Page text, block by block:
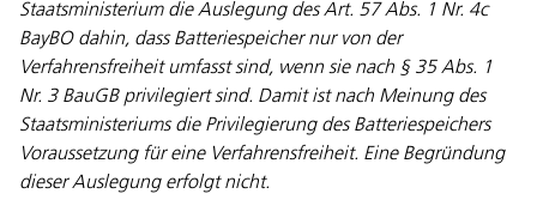
Staatsministerium die Auslegung des Art. 57 Abs. 1 Nr. 4c
BayBO dahin, dass Batteriespeicher nur von der
Verfahrensfreiheit umfasst sind, wenn sie nach § 35 Abs. 1
Nr. 3 BauGB privilegiert sind. Damit ist nach Meinung des
Staatsministeriums die Privilegierung des Batteriespeichers
Voraussetzung für eine Verfahrensfreiheit. Eine Begründung
dieser Auslegung erfolgt nicht.